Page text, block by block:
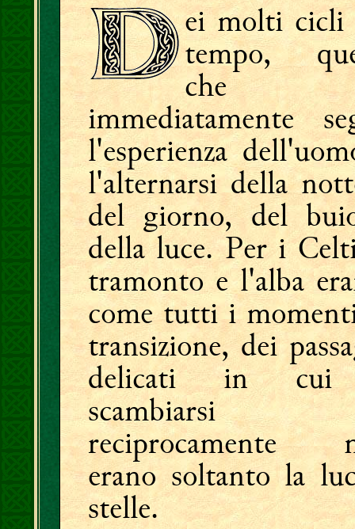
ei molti cicli
tempo,
che
immediatamente
l'esperienza
l'alternarsi della
del giorno, del
della luce. Per i
tramonto e l'alba
come tutti i
transizione, dei
delicati in
scambiarsi
reciprocamente
erano soltanto la
stelle.